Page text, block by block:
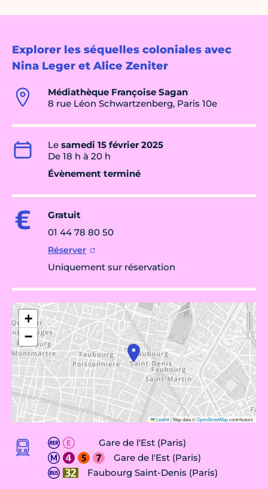
Explorer les séquelles coloniales avec
Nina Leger et Alice Zeniter
Médiathèque Françoise Sagan
8 rue Léon Schwartzenberg, Paris 10e
Le samedi 15 février 2025
De 18 h à 20 h
Évènement terminé
Gratuit
01 44 78 80 50
Réserver
Uniquement sur réservation
+
−
Leaflet|Map data ©OpenStreetMapcontributors
Gare de l'Est (Paris)
Gare de l'Est (Paris)
Faubourg Saint-Denis (Paris)